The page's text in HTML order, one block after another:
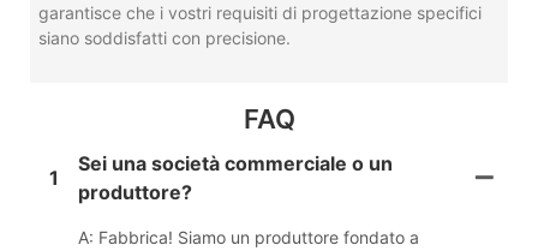
garantisce che i vostri requisiti di progettazione specifici
siano soddisfatti con precisione.
FAQ
1
Sei una società commerciale o un
produttore?
A: Fabbrica! Siamo un produttore fondato a